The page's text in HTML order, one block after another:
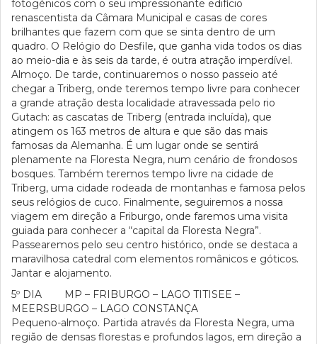
fotogénicos com o seu impressionante edifício
renascentista da Câmara Municipal e casas de cores
brilhantes que fazem com que se sinta dentro de um
quadro. O Relógio do Desfile, que ganha vida todos os dias
ao meio-dia e às seis da tarde, é outra atração imperdível.
Almoço. De tarde, continuaremos o nosso passeio até
chegar a Triberg, onde teremos tempo livre para conhecer
a grande atração desta localidade atravessada pelo rio
Gutach: as cascatas de Triberg (entrada incluída), que
atingem os 163 metros de altura e que são das mais
famosas da Alemanha. É um lugar onde se sentirá
plenamente na Floresta Negra, num cenário de frondosos
bosques. Também teremos tempo livre na cidade de
Triberg, uma cidade rodeada de montanhas e famosa pelos
seus relógios de cuco. Finalmente, seguiremos a nossa
viagem em direção a Friburgo, onde faremos uma visita
guiada para conhecer a “capital da Floresta Negra”.
Passearemos pelo seu centro histórico, onde se destaca a
maravilhosa catedral com elementos românicos e góticos.
Jantar e alojamento.
5º DIA MP – FRIBURGO – LAGO TITISEE –
MEERSBURGO – LAGO CONSTANÇA
Pequeno-almoço. Partida através da Floresta Negra, uma
região de densas florestas e profundos lagos, em direção a